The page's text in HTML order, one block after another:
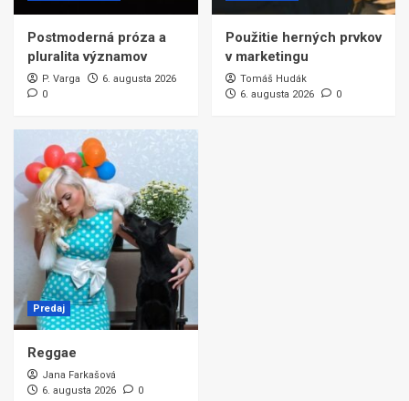
Postmoderná próza a
pluralita významov
P. Varga
6. augusta 2026
0
Použitie herných prvkov
v marketingu
Tomáš Hudák
6. augusta 2026
0
Predaj
Reggae
Jana Farkašová
6. augusta 2026
0